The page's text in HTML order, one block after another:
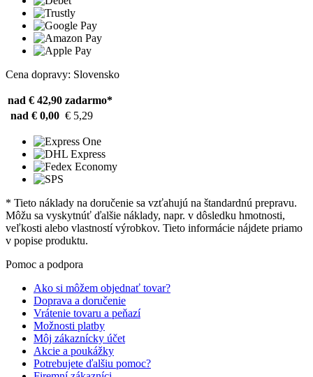
Cena dopravy: Slovensko
nad € 42,90 zadarmo*
nad € 0,00 € 5,29
* Tieto náklady na doručenie sa vzťahujú na štandardnú prepravu.
Môžu sa vyskytnúť ďalšie náklady, napr. v dôsledku hmotnosti,
veľkosti alebo vlastností výrobkov. Tieto informácie nájdete priamo
v popise produktu.
Pomoc a podpora
Ako si môžem objednať tovar?
Doprava a doručenie
Vrátenie tovaru a peňazí
Možnosti platby
Môj zákaznícky účet
Akcie a poukážky
Potrebujete ďalšiu pomoc?